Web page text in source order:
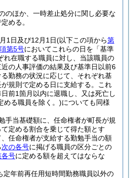
のほか、一時差止処分に関し必要な
める。
1日及び12月1日(以下この項から第
第5号においてこれらの日を「基準
れ在職する職員に対し、当該職員の
の人事評価の結果及び基準日以前6
勤務の状況に応じて、それぞれ基
規則で定める日に支給する。
これ
前1箇月以内に退職し、又は死亡し
める職員を除く。)についても同様
手当基礎額に、任命権者が町長が規
定める割合を乗じて得た額とす
任命権者が支給する勤勉手当の額
次の各号に掲げる職員の区分ごとの
各号に定める額を超えてはならな
定年前再任用短時間勤務職員以外の